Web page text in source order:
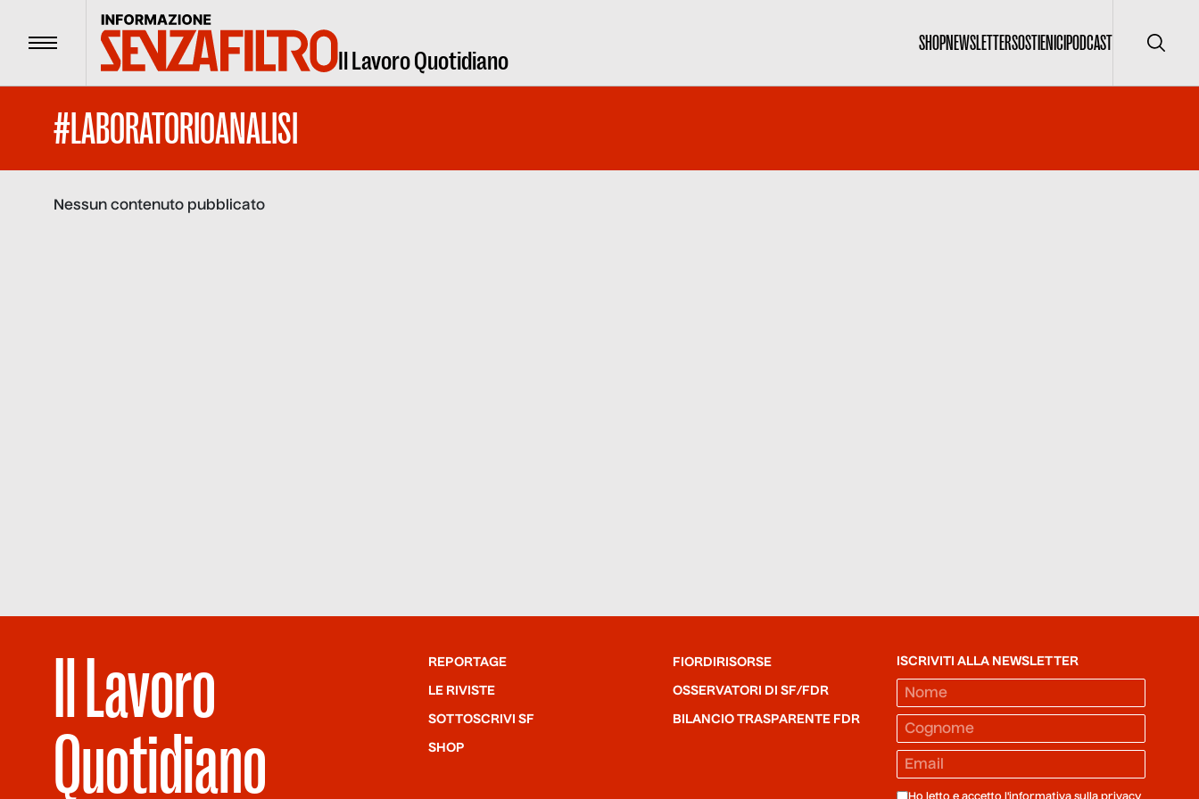
Menu Il Lavoro Quotidiano
SHOPNEWSLETTERSOSTIENICIPODCAST Cerca
#LABORATORIOANALISI
Nessun contenuto pubblicato
Il Lavoro
Quotidiano
REPORTAGE
LE RIVISTE
SOTTOSCRIVI SF
SHOP
FIORDIRISORSE
OSSERVATORI DI SF/FDR
BILANCIO TRASPARENTE FDR
ISCRIVITI ALLA NEWSLETTER